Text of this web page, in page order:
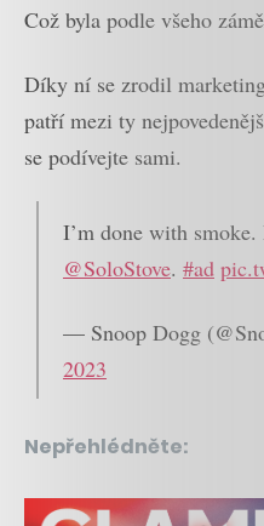
Což byla podle všeho
Díky ní se zrodil
patří mezi ty
se podívejte sami.
I’m done with
@SoloStove. #ad
— Snoop Dogg
2023
Nepřehlédněte: